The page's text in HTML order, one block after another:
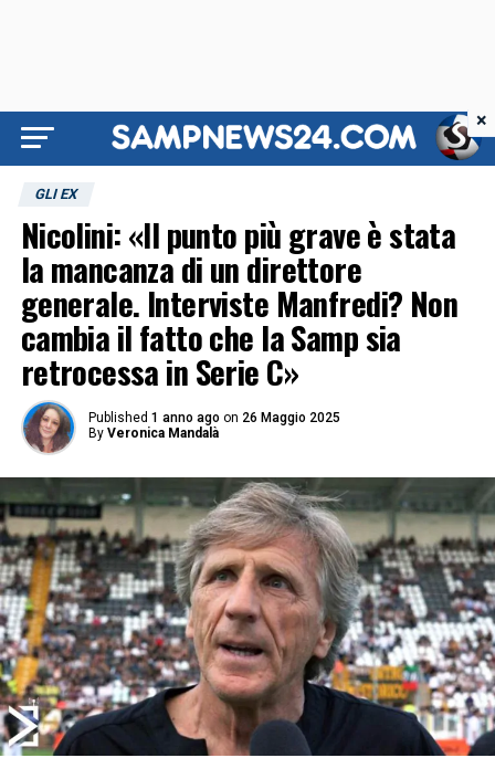
GLI EX
Nicolini: «Il punto più grave è stata
la mancanza di un direttore
generale. Interviste Manfredi? Non
cambia il fatto che la Samp sia
retrocessa in Serie C»
Published 1 anno ago on 26 Maggio 2025
By Veronica Mandalà
×